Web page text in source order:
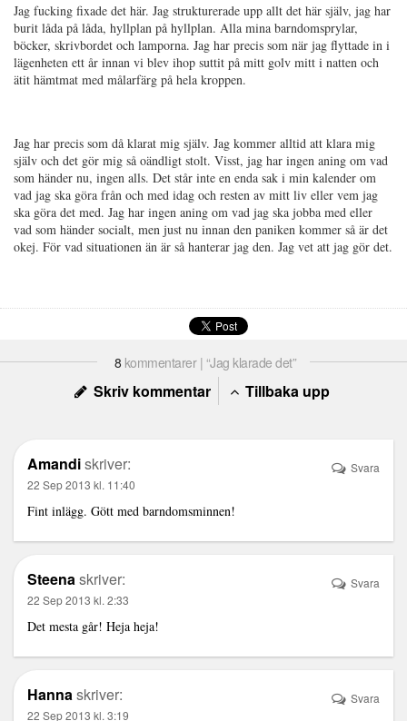
Jag fucking fixade det här. Jag strukturerade upp allt det här själv, jag har
burit låda på låda, hyllplan på hyllplan. Alla mina barndomsprylar,
böcker, skrivbordet och lamporna. Jag har precis som när jag flyttade in i
lägenheten ett år innan vi blev ihop suttit på mitt golv mitt i natten och
ätit hämtmat med målarfärg på hela kroppen.
Jag har precis som då klarat mig själv. Jag kommer alltid att klara mig
själv och det gör mig så oändligt stolt. Visst, jag har ingen aning om vad
som händer nu, ingen alls. Det står inte en enda sak i min kalender om
vad jag ska göra från och med idag och resten av mitt liv eller vem jag
ska göra det med. Jag har ingen aning om vad jag ska jobba med eller
vad som händer socialt, men just nu innan den paniken kommer så är det
okej. För vad situationen än är så hanterar jag den. Jag vet att jag gör det.
8 kommentarer | “Jag klarade det”
Skriv kommentar Tillbaka upp
Amandiskriver:
22 Sep 2013 kl. 11:40
Fint inlägg. Gött med barndomsminnen!
Svara
Steenaskriver:
22 Sep 2013 kl. 2:33
Det mesta går! Heja heja!
Svara
Hannaskriver:
22 Sep 2013 kl. 3:19
Svara